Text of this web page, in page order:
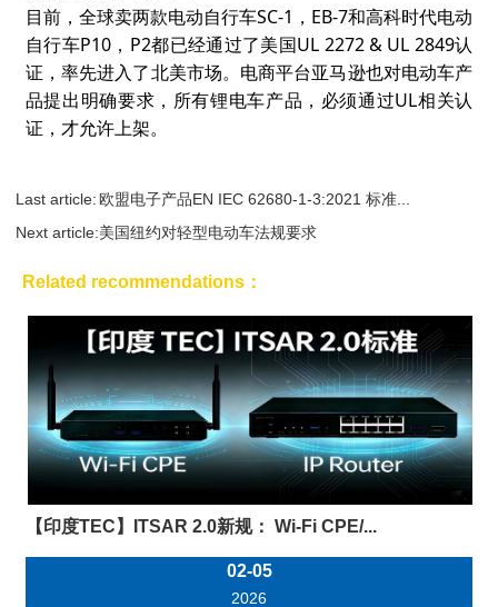
目前，全球卖两款电动自行车SC-1 ， EB-7和高科时代电动
自行车P10 ， P2都已经通过了美国UL 2272 & UL 2849认
证，率先进入了北美市场。电商平台亚马逊也对电动车产
品提出明确要求，所有锂电车产品，必须通过UL相关认
证，才允许上架。
Last article: 欧盟电子产品EN IEC 62680-1-3:2021 标准...
Next article:美国纽约对轻型电动车法规要求
Related recommendations：
【印度TEC】ITSAR 2.0新规： Wi-Fi CPE/...
02-05
2026